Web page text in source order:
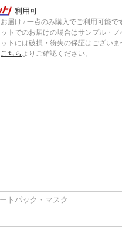
利用可
届け / 一点のみ購入でご利用可能で
トでのお届けの場合はサンプル・ノ
トには破損・紛失の保証はございま
こちら よりご確認ください。
トパック・マスク